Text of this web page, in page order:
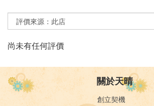
尚未有任何評價
關於天晴
創立契機